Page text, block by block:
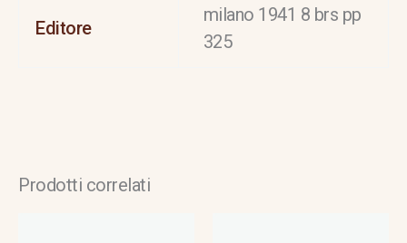
Editore
milano 1941 8 brs pp
325
Prodotti correlati